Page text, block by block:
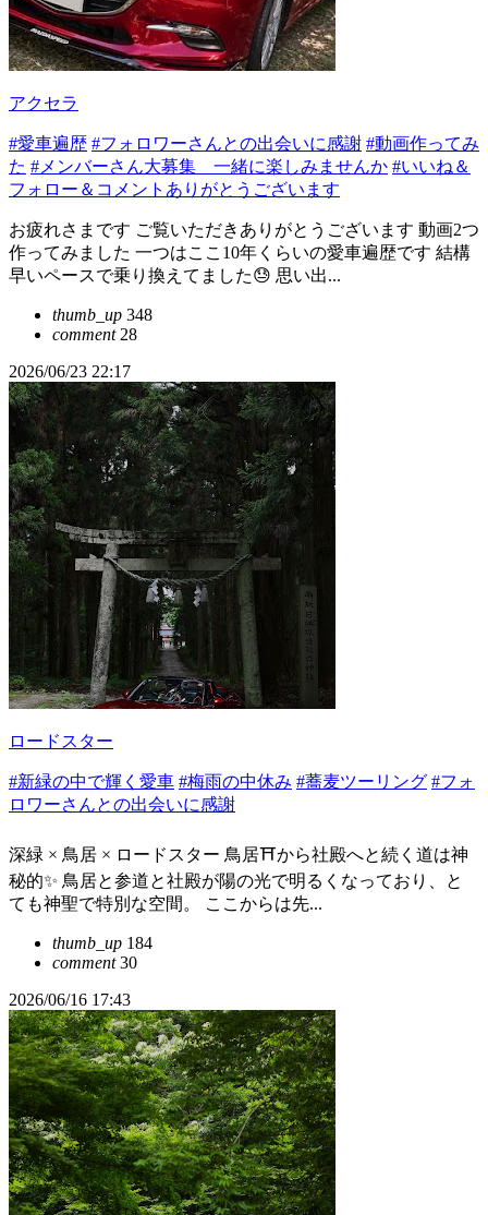
アクセラ
#愛車遍歴 #フォロワーさんとの出会いに感謝 #動画作ってみ
た #メンバーさん大募集 一緒に楽しみませんか #いいね＆
フォロー＆コメントありがとうございます
お疲れさまです ご覧いただきありがとうございます 動画2つ
作ってみました 一つはここ10年くらいの愛車遍歴です 結構
早いペースで乗り換えてました😓 思い出...
thumb_up 348
comment28
2026/06/23 22:17
ロードスター
#新緑の中で輝く愛車 #梅雨の中休み #蕎麦ツーリング #フォ
ロワーさんとの出会いに感謝
深緑 × 鳥居 × ロードスター 鳥居⛩️から社殿へと続く道は神
秘的✨ 鳥居と参道と社殿が陽の光で明るくなっており、と
ても神聖で特別な空間。 ここからは先...
thumb_up 184
comment30
2026/06/16 17:43